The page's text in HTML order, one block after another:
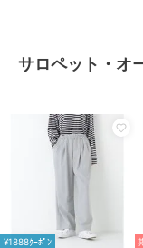
サロペット・オ
¥1888ｸｰﾎﾟﾝ